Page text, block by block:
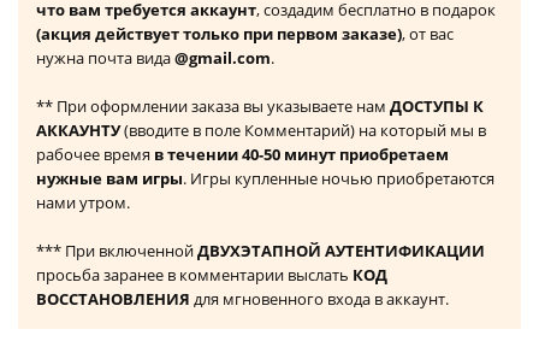
что вам требуется аккаунт, создадим бесплатно в подарок
(акция действует только при первом заказе), от вас
нужна почта вида@gmail.com.
** При оформлении заказа вы указываете нам ДОСТУПЫ К
АККАУНТУ(вводите в поле Комментарий) на который мы в
рабочее время в течении 40-50 минут приобретаем
нужные вам игры. Игры купленные ночью приобретаются
нами утром.
*** При включеннойДВУХЭТАПНОЙ АУТЕНТИФИКАЦИИ
просьба заранее в комментарии выслать КОД
ВОССТАНОВЛЕНИЯ для мгновенного входа в аккаунт.